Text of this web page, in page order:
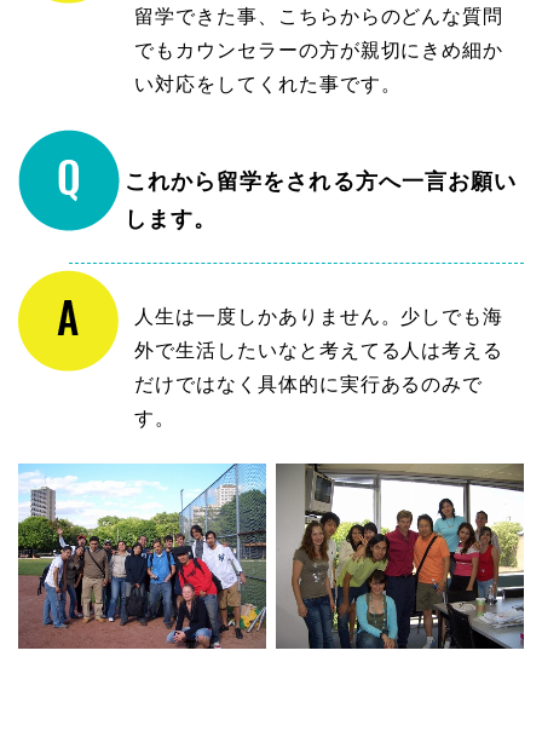
留学できた事、こちらからのどんな質問
でもカウンセラーの方が親切にきめ細か
い対応をしてくれた事です。
これから留学をされる方へ一言お願い
します。
人生は一度しかありません。少しでも海
外で生活したいなと考えてる人は考える
だけではなく具体的に実行あるのみで
す。